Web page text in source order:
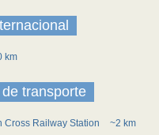
km
transporte
Cross Railway Station
~2 km